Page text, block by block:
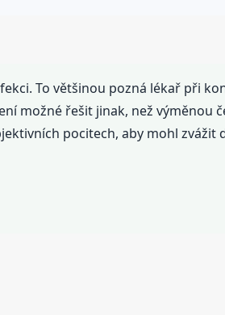
To většinou pozná lékař při
možné řešit jinak, než výměnou
pocitech, aby mohl zvážit